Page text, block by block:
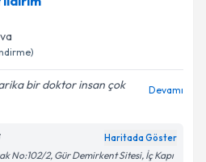
bir doktor insan çok
Haritada Göster